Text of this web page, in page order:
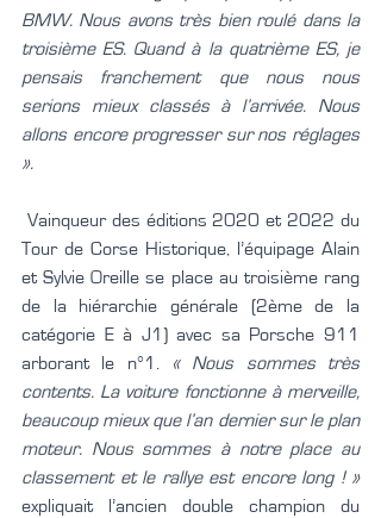
BMW. Nous avons très bien roulé dans la
troisième ES. Quand à la quatrième ES, je
pensais franchement que nous nous
serions mieux classés à l’arrivée. Nous
allons encore progresser sur nos réglages
».
Tour de Corse Historique, l’équipage Alain
et Sylvie Oreille se place au troisième rang
de la hiérarchie générale (2ème de la
catégorie E à J1) avec sa Porsche 911
arborant le n°1.
« Nous sommes très
contents. La voiture fonctionne à merveille,
beaucoup mieux que l’an dernier sur le plan
moteur. Nous sommes à notre place au
classement et le rallye est encore long ! »
expliquait l’ancien double champion du